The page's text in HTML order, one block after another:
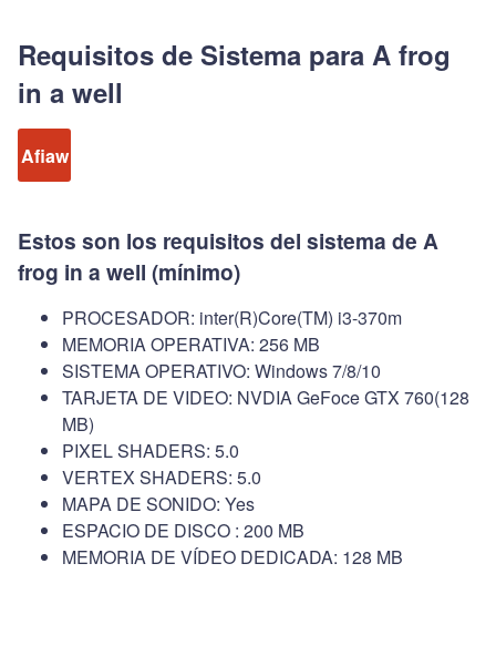
Requisitos de Sistema para A frog
in a well
Afiaw
Estos son los requisitos del sistema de A
frog in a well (mínimo)
PROCESADOR: inter(R)Core(TM) i3-370m
MEMORIA OPERATIVA: 256 MB
SISTEMA OPERATIVO: Windows 7/8/10
TARJETA DE VIDEO: NVDIA GeFoce GTX 760(128
MB)
PIXEL SHADERS: 5.0
VERTEX SHADERS: 5.0
MAPA DE SONIDO: Yes
ESPACIO DE DISCO : 200 MB
MEMORIA DE VÍDEO DEDICADA: 128 MB